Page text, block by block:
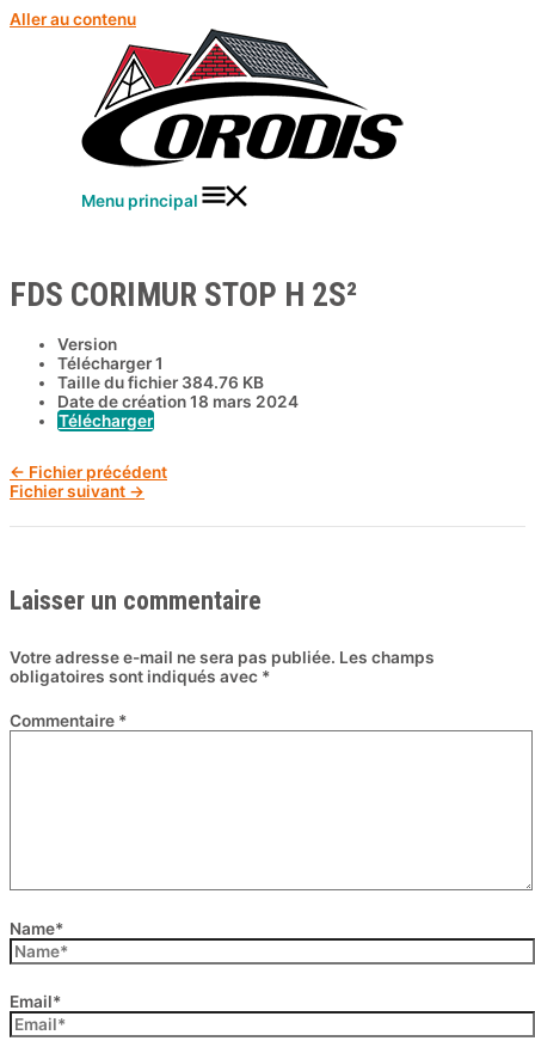
Aller au contenu
Menu principal
FDS CORIMUR STOP H 2S²
Version
Télécharger1
Taille du fichier 384.76 KB
Date de création18 mars 2024
Télécharger
← Fichier précédent
Fichier suivant →
Laisser un commentaire
Votre adresse e-mail ne sera pas publiée. Les champs
obligatoires sont indiqués avec *
Commentaire *
Name*
Email*